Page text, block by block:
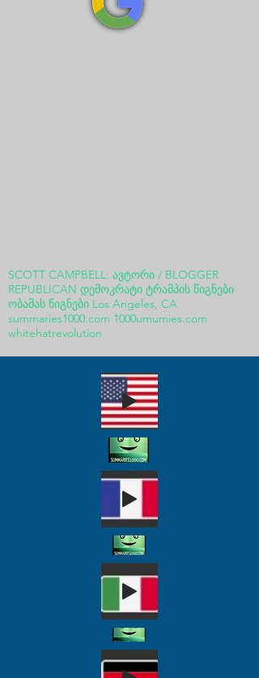
SCOTT CAMPBELL: ავტორი / BLOGGER
REPUBLICAN დემოკრატი ტრამპის წიგნები
ობამას წიგნები Los Angeles, CA
summaries1000.com 1000umumies.com
whitehatrevolution